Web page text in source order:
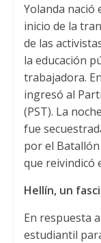
a
t
s
A
p
p
i
t
t
e
r
o
k
Yolanda nació
inicio de la
de las
la educación
trabajadora.
ingresó al
(PST). La
fue
por el
que reivindicó
Hellín, un
En respuesta
estudiantil